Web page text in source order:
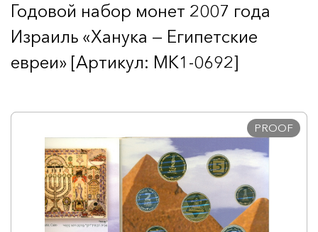
Годовой набор монет 2007 года
Израиль «Ханука — Египетские
евреи» [Артикул: MK1-0692]
PROOF